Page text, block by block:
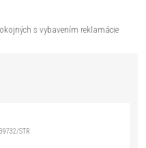
s vybavením reklamácie
39732/STR